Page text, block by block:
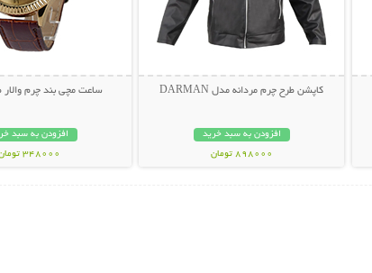
کاپشن طرح چرم مردانه مدل DARMAN
افزودن به سبد خرید
898000 تومان
ساعت مچی بند چرم
افزودن به سبد
348000 تومان